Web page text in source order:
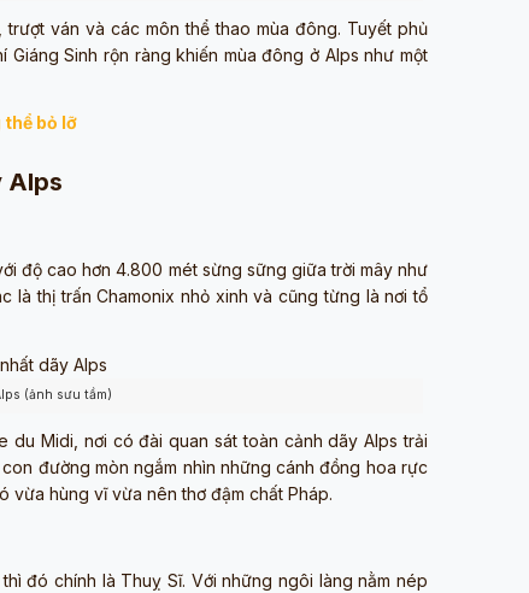
ván và các môn thể thao mùa đông. Tuyết phủ
Sinh rộn ràng khiến mùa đông ở Alps như một
thể bỏ lỡ
Alps
độ cao hơn 4.800 mét sừng sững giữa trời mây như
là thị trấn Chamonix nhỏ xinh và cũng từng là nơi tổ
(ảnh sưu tầm)
du Midi, nơi có đài quan sát toàn cảnh dãy Alps trải
đường mòn ngắm nhìn những cánh đồng hoa rực
vừa hùng vĩ vừa nên thơ đậm chất Pháp.
đó chính là Thuỵ Sĩ. Với những ngôi làng nằm nép